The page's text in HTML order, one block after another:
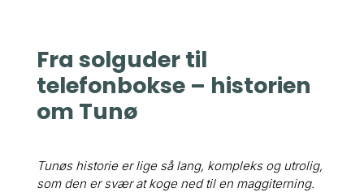
Fra solguder til
telefonbokse – historien
om Tunø
Tunøs historie er lige så lang, kompleks og utrolig,
som den er svær at koge ned til en maggiterning.